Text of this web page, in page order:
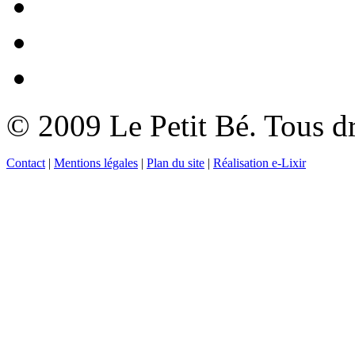
© 2009 Le Petit Bé. Tous
Contact | Mentions légales | Plan du site | Réalisation e-Lixir